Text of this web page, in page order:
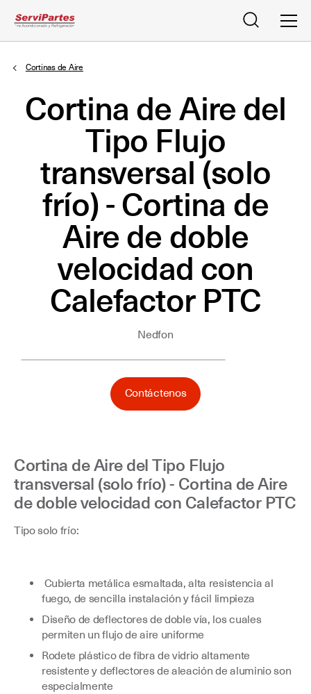
Buscar
Cortinas de Aire
Cortina de Aire del
Tipo Flujo
transversal (solo
frío) - Cortina de
Aire de doble
velocidad con
Calefactor PTC
Nedfon
Contáctenos
Cortina de Aire del Tipo Flujo
transversal (solo frío) - Cortina de Aire
de doble velocidad con Calefactor PTC
Tipo solo frío:
Cubierta metálica esmaltada, alta resistencia al
fuego, de sencilla instalación y fácil limpieza
Diseño de deflectores de doble vía, los cuales
permiten un flujo de aire uniforme
Rodete plástico de fibra de vidrio altamente
resistente y deflectores de aleación de aluminio son
especialmente